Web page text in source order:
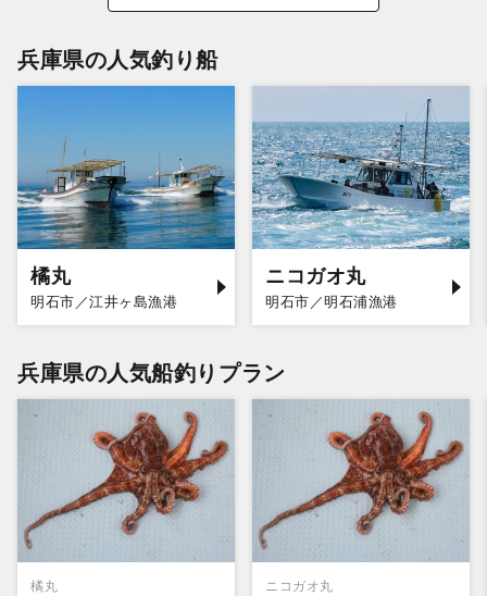
兵庫県の人気釣り船
橘丸
明石市／江井ヶ島漁港
ニコガオ丸
明石市／明石浦漁港
兵庫県の人気船釣りプラン
橘丸 ニコガオ丸